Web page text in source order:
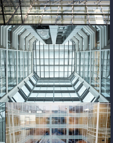
photo
photo